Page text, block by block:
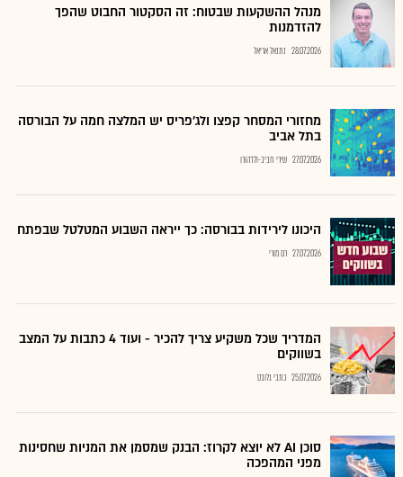
מנהל ההשקעות שבטוח: זה הסקטור החבוט שהפך
להזדמנות
28.07.2026 נתנאל אריאל
מחזורי המסחר קפצו ולג'פריס יש המלצה חמה על הבורסה
בתל אביב
27.07.2026 שירי חביב-ולדהורן
היכונו לירידות בבורסה: כך ייראה השבוע המטלטל שבפתח
27.07.2026 רם מורי
המדריך שכל משקיע צריך להכיר - ועוד 4 כתבות על המצב
בשווקים
25.07.2026 כתבי גלובס
סוכן AI לא יוצא לקרוז: הבנק שמסמן את המניות שחסינות
מפני המהפכה